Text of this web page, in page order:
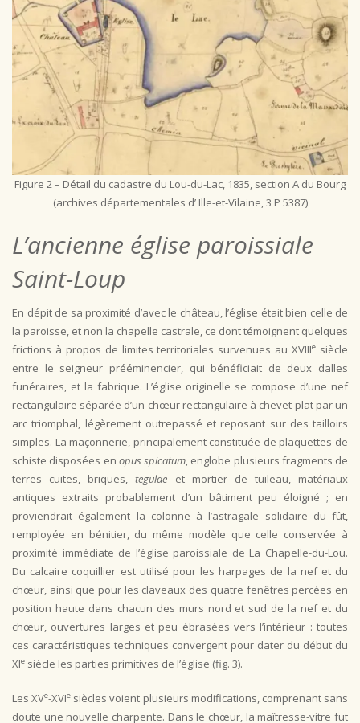
Figure 2 – Détail du cadastre du Lou-du-Lac, 1835, section A du Bourg
(archives départementales d’ Ille-et-Vilaine, 3 P 5387)
L’ancienne église paroissiale
Saint-Loup
En dépit de sa proximité d’avec le château, l’église était bien celle de
la paroisse, et non la chapelle castrale, ce dont témoignent quelques
frictions à propos de limites territoriales survenues au XVIIIe siècle
entre le seigneur prééminencier, qui bénéficiait de deux dalles
funéraires, et la fabrique. L’église originelle se compose d’une nef
rectangulaire séparée d’un chœur rectangulaire à chevet plat par un
arc triomphal, légèrement outrepassé et reposant sur des tailloirs
simples. La maçonnerie, principalement constituée de plaquettes de
schiste disposées en opus spicatum, englobe plusieurs fragments de
terres cuites, briques,tegulae et mortier de tuileau, matériaux
antiques extraits probablement d’un bâtiment peu éloigné ; en
proviendrait également la colonne à l’astragale solidaire du fût,
remployée en bénitier, du même modèle que celle conservée à
proximité immédiate de l’église paroissiale de La Chapelle-du-Lou.
Du calcaire coquillier est utilisé pour les harpages de la nef et du
chœur, ainsi que pour les claveaux des quatre fenêtres percées en
position haute dans chacun des murs nord et sud de la nef et du
chœur, ouvertures larges et peu ébrasées vers l’intérieur : toutes
ces caractéristiques techniques convergent pour dater du début du
XIe siècle les parties primitives de l’église (fig. 3).
Les XVe-XVIe siècles voient plusieurs modifications, comprenant sans
doute une nouvelle charpente. Dans le chœur, la maîtresse-vitre fut